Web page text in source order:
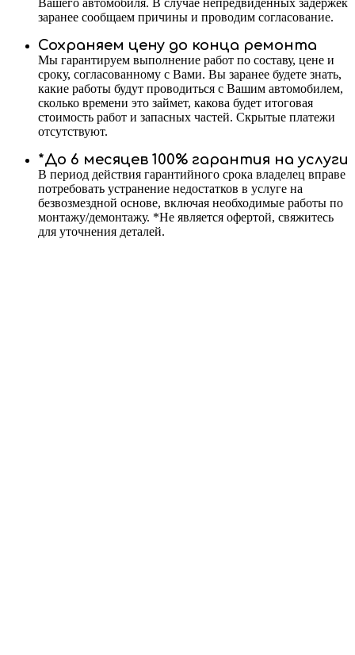
Вашего автомобиля. В случае непредвиденных задержек
заранее сообщаем причины и проводим согласование.
Сохраняем цену до конца ремонта
Мы гарантируем выполнение работ по составу, цене и
сроку, согласованному с Вами. Вы заранее будете знать,
какие работы будут проводиться с Вашим автомобилем,
сколько времени это займет, какова будет итоговая
стоимость работ и запасных частей. Скрытые платежи
отсутствуют.
*До 6 месяцев 100% гарантия на услуги
В период действия гарантийного срока владелец вправе
потребовать устранение недостатков в услуге на
безвозмездной основе, включая необходимые работы по
монтажу/демонтажу. *Не является офертой, свяжитесь
для уточнения деталей.